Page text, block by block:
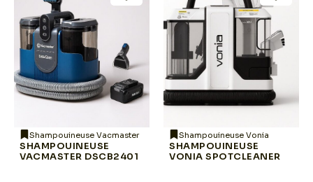
Shampouineuse Vacmaster
SHAMPOUINEUSE
VACMASTER DSCB2401
Shampouineuse Vonia
SHAMPOUINEUSE
VONIA SPOTCLEANER